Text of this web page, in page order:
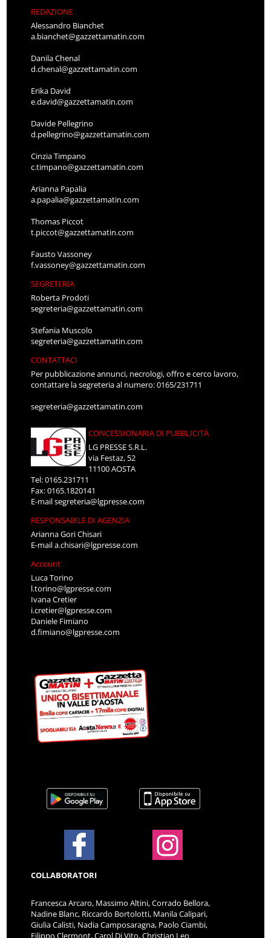
REDAZIONE
Alessandro Bianchet
a.bianchet@gazzettamatin.com
Danila Chenal
d.chenal@gazzettamatin.com
Erika David
e.david@gazzettamatin.com
Davide Pellegrino
d.pellegrino@gazzettamatin.com
Cinzia Timpano
c.timpano@gazzettamatin.com
Arianna Papalia
a.papalia@gazzettamatin.com
Thomas Piccot
t.piccot@gazzettamatin.com
Fausto Vassoney
f.vassoney@gazzettamatin.com
SEGRETERIA
Roberta Prodoti
segreteria@gazzettamatin.com
Stefania Muscolo
segreteria@gazzettamatin.com
CONTATTACI
Per pubblicazione annunci, necrologi, offro e cerco lavoro,
contattare la segreteria al numero: 0165/231711
segreteria@gazzettamatin.com
CONCESSIONARIA DI PUBBLICITÀ
LG PRESSE S.R.L.
via Festaz, 52
11100 AOSTA
Tel: 0165.231711
Fax: 0165.1820141
E-mailsegreteria@lgpresse.com
RESPONSABILE DI AGENZIA
Arianna Gori Chisari
E-maila.chisari@lgpresse.com
Account
Luca Torino
l.torino@lgpresse.com
Ivana Cretier
i.cretier@lgpresse.com
Daniele Fimiano
d.fimiano@lgpresse.com
COLLABORATORI
Francesca Arcaro, Massimo Altini, Corrado Bellora,
Nadine Blanc, Riccardo Bortolotti, Manila Calipari,
Giulia Calisti, Nadia Camposaragna, Paolo Ciambi,
Filippo Clermont, Carol Di Vito, Christian Leo